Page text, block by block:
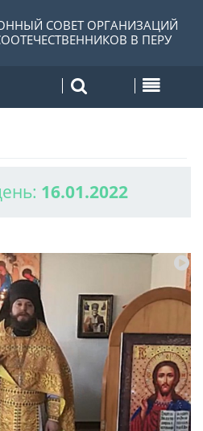
СОВЕТ ОРГАНИЗАЦИЙ
В ПЕРУ
16.01.2022